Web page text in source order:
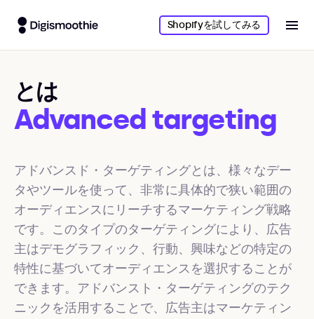
Shopifyを試してみる
とは
Advanced targeting
アドバンスド・ターゲティングとは、様々なデー
タやツールを使って、非常に具体的で狭い範囲の
オーディエンスにリーチするマーケティング戦略
です。このタイプのターゲティングにより、広告
主はデモグラフィック、行動、興味などの特定の
特性に基づいてオーディエンスを選択することが
できます。アドバンスト・ターゲティングのテク
ニックを活用することで、広告主はマーケティン